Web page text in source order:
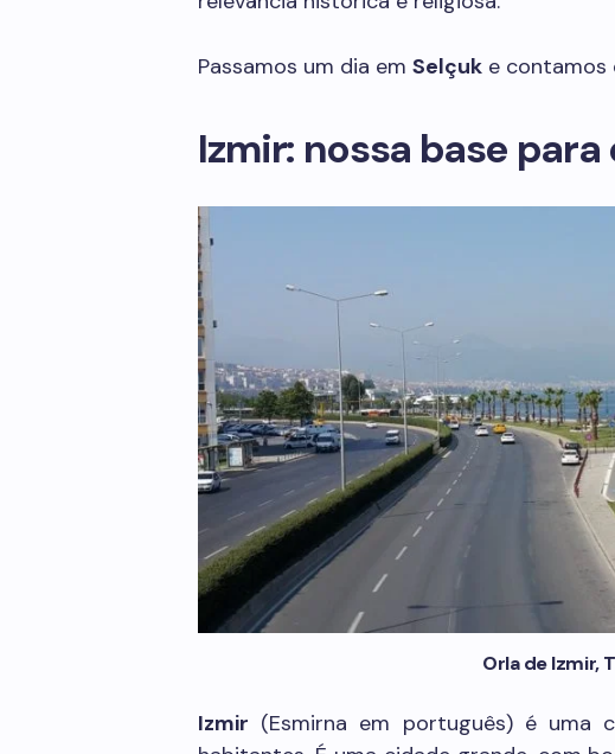
Passamos um dia em Selçuk e contamos
Izmir: nossa base
Orla de Izmir,
Izmir (Esmirna em português) é uma